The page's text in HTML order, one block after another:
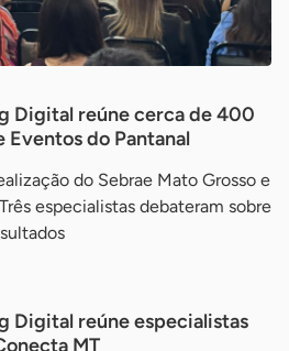
Digital reúne cerca de 400
Eventos do Pantanal
do Sebrae Mato Grosso e
especialistas debateram sobre
Digital reúne especialistas
MT